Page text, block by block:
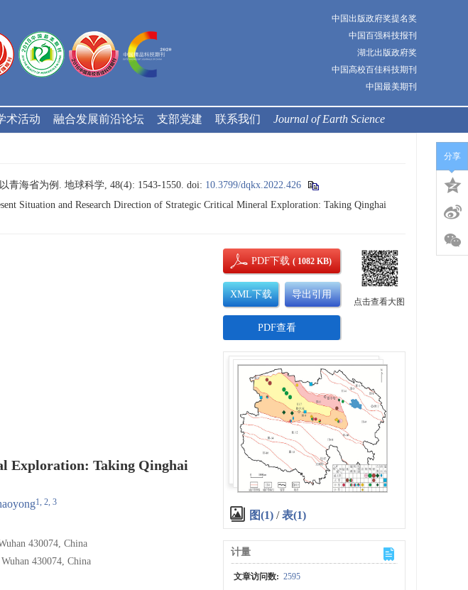
中国出版政府奖提名奖
中国百强科技报刊
湖北出版政府奖
中国高校百佳科技期刊
中国最美期刊
术活动 融合发展前沿论坛 支部党建 联系我们 Journal of Earth Science
海省为例. 地球科学, 48(4): 1543-1550. doi: 10.3799/dqkx.2022.426
Situation and Research Direction of Strategic Critical Mineral Exploration: Taking Qinghai
Exploration: Taking Qinghai
1, 2, 3
430074, China
430074, China
PDF下载( 1082 KB)
XML下载 导出引用
PDF查看
点击查看大图
图(1) /表(1)
计量
文章访问数: 2595
分享